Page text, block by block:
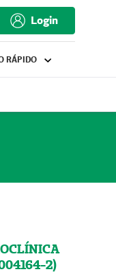
Login
RÁPIDO
2)